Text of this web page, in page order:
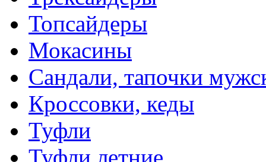
Топсайдеры
Мокасины
Сандали, тапочки
Кроссовки, кеды
Туфли
Туфли летние